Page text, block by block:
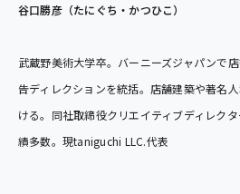
谷口勝彦（たにぐち・かつひこ）
武蔵野美術大学卒。バーニーズジャパンで
告ディレクションを統括。店舗建築や著名
ける。同社取締役クリエイティブディレク
績多数。現taniguchi LLC.代表